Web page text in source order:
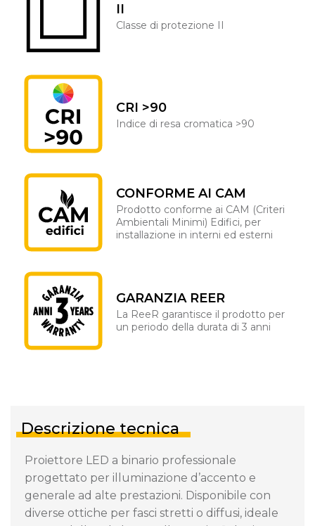
II
Classe di protezione II
CRI >90
Indice di resa cromatica >90
CONFORME AI CAM
Prodotto conforme ai CAM (Criteri
Ambientali Minimi) Edifici, per
installazione in interni ed esterni
GARANZIA REER
La ReeR garantisce il prodotto per
un periodo della durata di 3 anni
Descrizione tecnica
Proiettore LED a binario professionale
progettato per illuminazione d’accento e
generale ad alte prestazioni. Disponibile con
diverse ottiche per fasci stretti o diffusi, ideale